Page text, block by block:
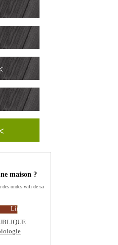
maison ?
des ondes wifi de sa
Lire la suite